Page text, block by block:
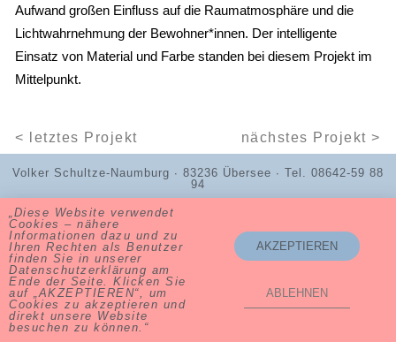
Aufwand großen Einfluss auf die Raumatmosphäre und die
Lichtwahrnehmung der Bewohner*innen. Der intelligente
Einsatz von Material und Farbe standen bei diesem Projekt im
Mittelpunkt.
< letztes Projekt nächstes Projekt >
Volker Schultze-Naumburg ∙ 83236 Übersee ∙ Tel. 08642-59 88
94
„Diese Website verwendet
Cookies – nähere
Informationen dazu und zu
Ihren Rechten als Benutzer
finden Sie in unserer
Datenschutzerklärung am
Ende der Seite. Klicken Sie
auf „AKZEPTIEREN“, um
Cookies zu akzeptieren und
direkt unsere Website
besuchen zu können.“
AKZEPTIEREN
ABLEHNEN